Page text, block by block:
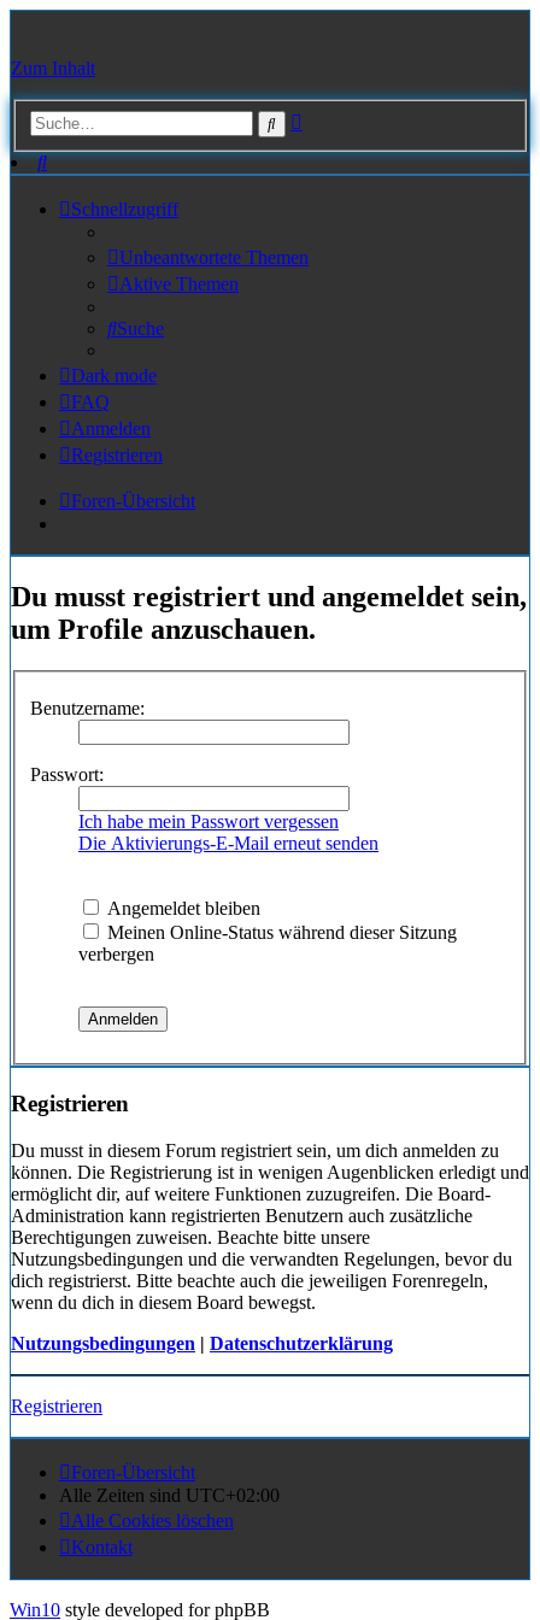
Zum Inhalt
Suche
Suche
Schnellzugriff
Unbeantwortete Themen
Aktive Themen
Suche
Dark mode
FAQ
Anmelden
Registrieren
Foren-Übersicht
Du musst registriert und angemeldet sein,
um Profile anzuschauen.
Benutzername:
Passwort:
Ich habe mein Passwort vergessen
Die Aktivierungs-E-Mail erneut senden
Angemeldet bleiben
Meinen Online-Status während dieser Sitzung
verbergen
Registrieren
Du musst in diesem Forum registriert sein, um dich anmelden zu
können. Die Registrierung ist in wenigen Augenblicken erledigt und
ermöglicht dir, auf weitere Funktionen zuzugreifen. Die Board-
Administration kann registrierten Benutzern auch zusätzliche
Berechtigungen zuweisen. Beachte bitte unsere
Nutzungsbedingungen und die verwandten Regelungen, bevor du
dich registrierst. Bitte beachte auch die jeweiligen Forenregeln,
wenn du dich in diesem Board bewegst.
Nutzungsbedingungen | Datenschutzerklärung
Registrieren
Foren-Übersicht
Alle Zeiten sind UTC+02:00
Alle Cookies löschen
Kontakt
Win10 style developed for phpBB